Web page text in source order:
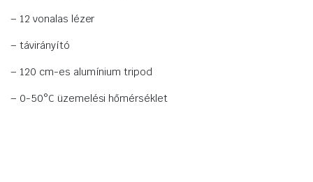
– 12 vonalas lézer
– távirányító
– 120 cm-es alumínium tripod
– 0-50°C üzemelési hőmérséklet